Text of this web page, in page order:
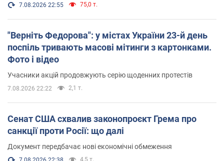
7.08.2026 22:55 75,0 т.
"Верніть Федорова": у містах України 23-й день
поспіль тривають масові мітинги з картонками.
Фото і відео
Учасники акцій продовжують серію щоденних протестів
7.08.2026 22:22 2,1 т.
Сенат США схвалив законопроєкт Грема про
санкції проти Росії: що далі
Документ передбачає нові економічні обмеження
4,5 т.